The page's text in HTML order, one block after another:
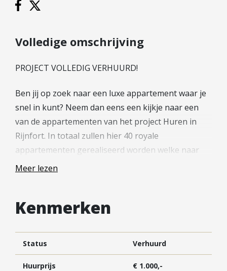
Hypotheken
Hypotheek oversluiten
Starterslening
Banken
Duurzame hypotheek
Reviews
Ons Team
FAQ
Blog
Volledige omschrijving
PROJECT VOLLEDIG VERHUURD!
Ben jij op zoek naar een luxe appartement waar je
snel in kunt? Neem dan eens een kijkje naar een
van de appartementen van het project Huren in
Rijnfort. In totaal zullen hier 40 royale
appartementen gerealiseerd worden welke naar
verwachting medio december a.s. al opgeleverd
via de projectwebsite (hureninrijnfort.nl) Tevens
en de huurvoorwaarden.
Meer lezen
Kenmerken
Status Verhuurd
Huurprijs € 1.000,-